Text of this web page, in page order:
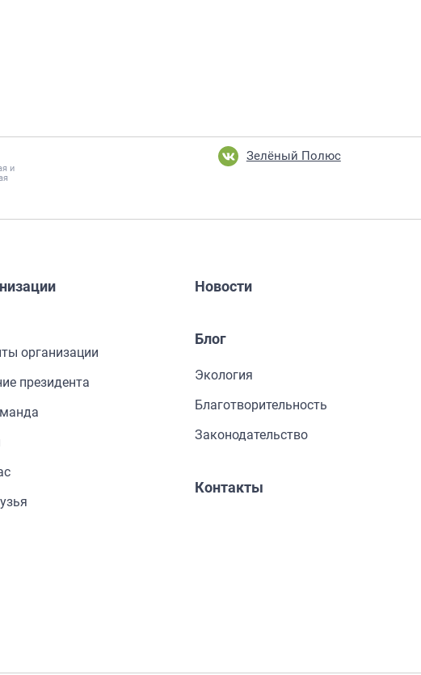
и
Зелёный Полюс
организации
президента
Новости
Блог
Экология
Благотворительность
Законодательство
Контакты